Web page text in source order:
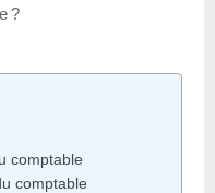
?
comptable
comptable